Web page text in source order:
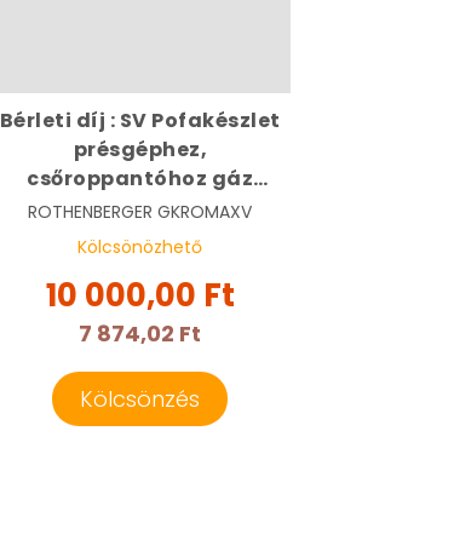
Bérleti díj : SV Pofakészlet
présgéphez,
csőroppantóhoz gáz
szerelvényekhez (15-18-22-
28) | ROTHENBERGER
ROTHENBERGER GKROMAXV
Kölcsönözhető
10 000,00 Ft
7 874,02 Ft
Kölcsönzés